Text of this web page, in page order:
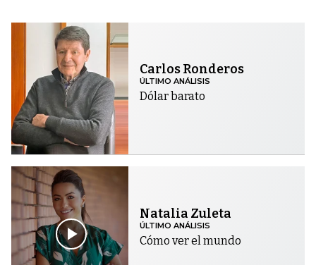
Carlos Ronderos
ÚLTIMO ANÁLISIS
Dólar barato
Natalia Zuleta
ÚLTIMO ANÁLISIS
Cómo ver el mundo